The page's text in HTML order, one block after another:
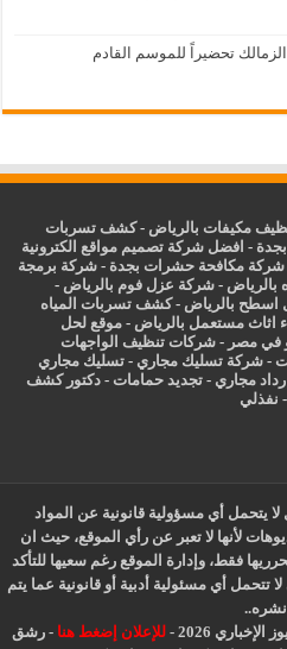
تحضيراً للموسم القادم
مكيفات بالرياض -كشف تسربات
- افضل شركة تصميم مواقع الكترونية
شركة مكافحة حشرات بجدة -شركة برمجة
بالرياض -شركة عزل فوم بالرياض -
اسطح بالرياض -كشف تسربات المياه
اثاث مستعمل بالرياض - موقع لحل
في مصر -شركات تنظيف الواجهات
-شركة تسليك مجاري -تسليك مجاري
مجاري -تجديد حمامات -دكتور كشف
- نفذلي
يتحمل أي مسؤولية قانونية عن المواد
لأنها لا تعبر عن رأي الموقع، حيث ان
فقط، وإدارة الموقع رغم سعيها للتأكد
أي مسئولية أدبية أو قانونية عما يتم
نشره..
2026 -
للإعلان إضغط هنا -رشق